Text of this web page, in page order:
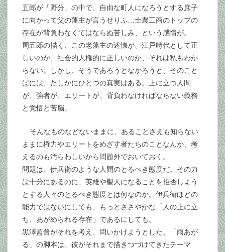
五郎が「野分」の中で、自由な町人になろうとする庶子
に向かって父の藩主が言うせりふ…士農工商のトップの
存在が背負わなくてはならぬ苦しみ、という感情が。
周五郎の描く、この老藩主の述懐が、江戸時代として正
しいのか、社会的人権的に正しいのか、それは私もわか
らない。しかし、そうであろうとなかろうと、そのこと
ばには、たしかにひとつの真実はある。上に立つ人間
が、強者が、エリートが、背負わなければならない義務
と覚悟と苦脳。
そんなものなどないままに、あることさえも知らない
ままに権力やエリートをめざす者たちのことなんか、考
えるのも汚らわしいから問題外でおいておく。
問題は、伊兵衛のような人間のとるべき態度だ。その力
は十分にあるのに、英雄や聖人になることを拒否しよう
とする人々のとるべき態度とは何なのか。伊兵衛ほどの
能力ではないにしても、もっとささやかな「人の上に立
ち、あがめられる存在」であるにしても。
黒澤監督がそれを考え、問いかけようとした、「雨あが
る」の脚本は、彼がそれまで描きつづけてきたテーマ